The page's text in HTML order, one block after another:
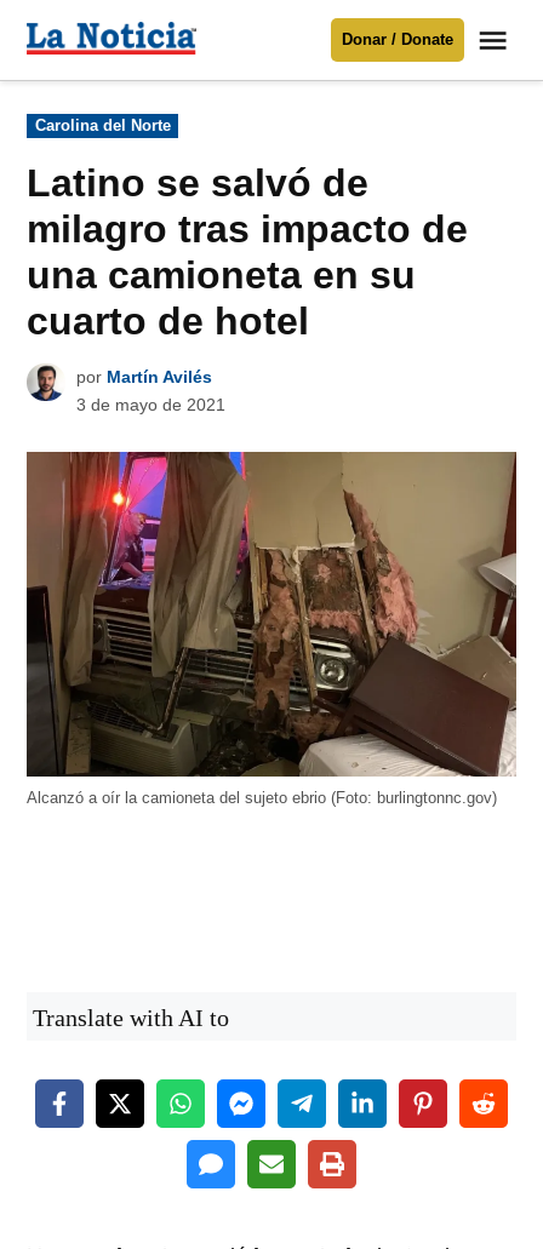
Para mantenerte informado necesitamos
Donar
contenido
Noticia
Donar / Donate
Publicado
en
Carolina del Norte
Latino se salvó de
milagro tras impacto de
una camioneta en su
cuarto de hotel
por Martín Avilés
3 de mayo de 2021
Alcanzó a oír la camioneta del sujeto ebrio (Foto: burlingtonnc.gov)
Translate with AI to